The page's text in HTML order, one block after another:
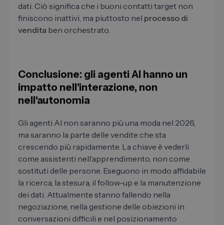
dati. Ciò significa che i buoni contatti target non
finiscono inattivi, ma piuttosto nel processo di
vendita ben orchestrato.
Conclusione: gli agenti AI hanno un
impatto nell'interazione, non
nell'autonomia
Gli agenti AI non saranno più una moda nel 2026,
ma saranno la parte delle vendite che sta
crescendo più rapidamente. La chiave è vederli
come assistenti nell’apprendimento, non come
sostituti delle persone. Eseguono in modo affidabile
la ricerca, la stesura, il follow-up e la manutenzione
dei dati. Attualmente stanno fallendo nella
negoziazione, nella gestione delle obiezioni in
conversazioni difficili e nel posizionamento